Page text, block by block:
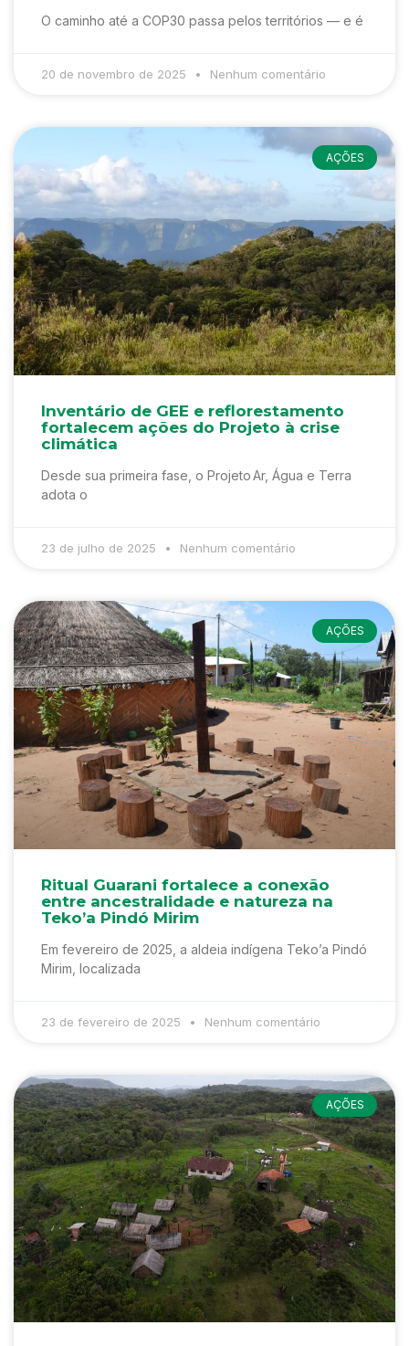
O caminho até a COP30 passa pelos territórios — e é
20 de novembro de 2025 Nenhum comentário
AÇÕES
Inventário de GEE e reflorestamento
fortalecem ações do Projeto à crise
climática
Desde sua primeira fase, o Projeto Ar, Água e Terra
adota o
23 de julho de 2025 Nenhum comentário
AÇÕES
Ritual Guarani fortalece a conexão
entre ancestralidade e natureza na
Teko’a Pindó Mirim
Em fevereiro de 2025, a aldeia indígena Teko’a Pindó
Mirim, localizada
23 de fevereiro de 2025 Nenhum comentário
AÇÕES